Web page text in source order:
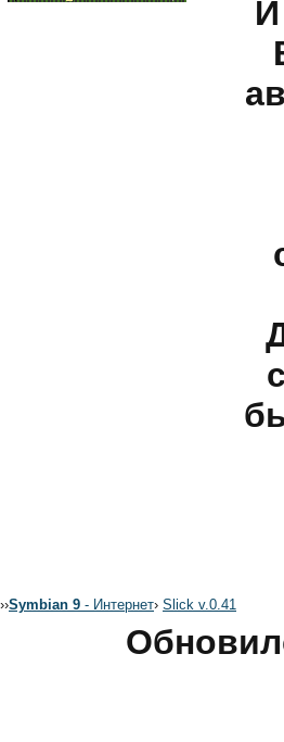
››Symbian 9 - Интернет› Slick v.0.41